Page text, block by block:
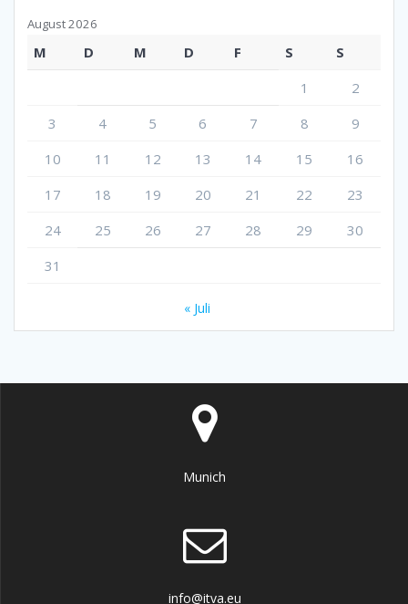
August 2026
M D M D F S
S
1
2
3
4 5 6 7 8
9
10
11 12 13 14 15
16
17
18 19 20 21 22
23
24
25 26 27 28 29
30
31
« Juli
Munich
info@itva.eu